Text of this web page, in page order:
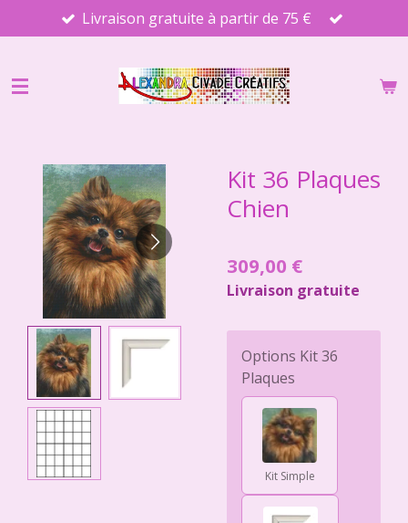
au
principal
Livraison gratuite à partir de 75 €
Kit 36 Plaques
Chien
309,00 €
Livraison gratuite
Options Kit 36
Plaques
Kit Simple